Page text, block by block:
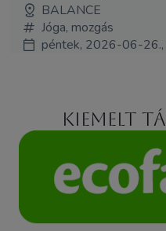
BALANCE
Jóga, mozgás
péntek, 2026-06-
Kiemelt